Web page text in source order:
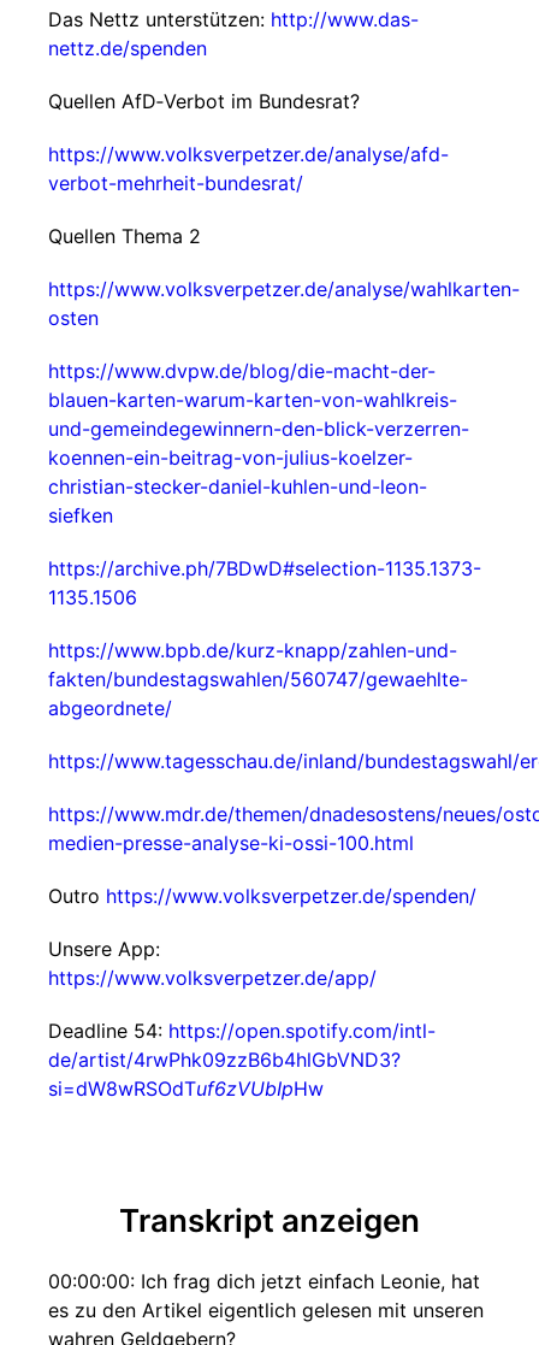
Das Nettz unterstützen: http://www.das-
nettz.de/spenden
Quellen AfD‑Verbot im Bundesrat?
https://www.volksverpetzer.de/analyse/afd-
verbot-mehrheit-bundesrat/
Quellen Thema 2
https://www.volksverpetzer.de/analyse/wahlkarten-
osten
https://www.dvpw.de/blog/die-macht-der-
blauen-karten-warum-karten-von-wahlkreis-
und-gemeindegewinnern-den-blick-verzerren-
koennen-ein-beitrag-von-julius-koelzer-
christian-stecker-daniel-kuhlen-und-leon-
siefken
https://archive.ph/7BDwD#selection-1135.1373-
1135.1506
https://www.bpb.de/kurz-knapp/zahlen-und-
fakten/bundestagswahlen/560747/gewaehlte-
abgeordnete/
https://www.tagesschau.de/inland/bundestagswahl/
https://www.mdr.de/themen/dnadesostens/neues/
medien-presse-analyse-ki-ossi-100.html
Outro https://www.volksverpetzer.de/spenden/
Unsere App:
https://www.volksverpetzer.de/app/
Deadline 54: https://open.spotify.com/intl-
de/artist/4rwPhk09zzB6b4hlGbVND3?
si=dW8wRSOdTuf6zVUbIpHw
Transkript anzeigen
00:00:00: Ich frag dich jetzt einfach Leonie, hat
es zu den Artikel eigentlich gelesen mit unseren
wahren Geldgebern?